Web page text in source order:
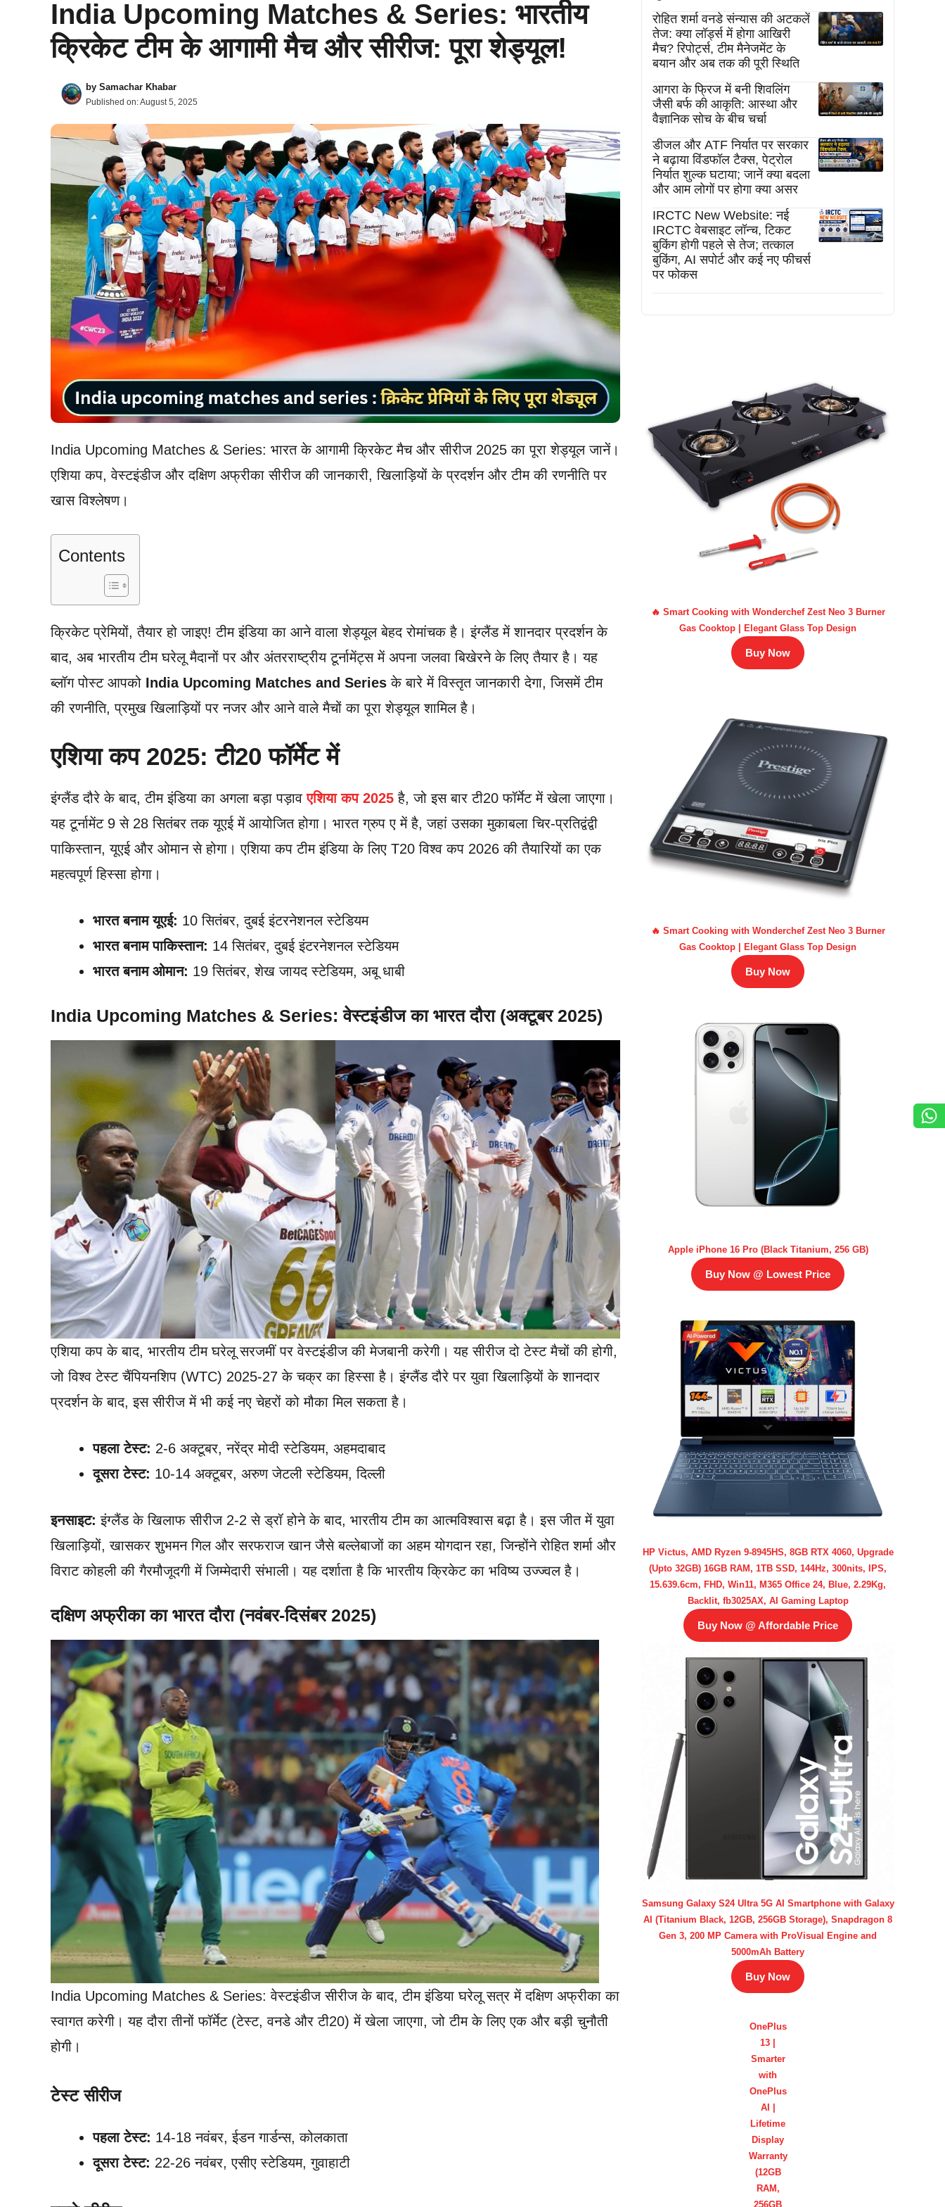
India Upcoming Matches & Series: भारतीय
क्रिकेट टीम के आगामी मैच और सीरीज: पूरा शेड्यूल!
by Samachar Khabar
Published on:August 5, 2025
India Upcoming Matches & Series: भारत के आगामी क्रिकेट मैच और सीरीज 2025 का पूरा शेड्यूल जानें।
एशिया कप, वेस्टइंडीज और दक्षिण अफ्रीका सीरीज की जानकारी, खिलाड़ियों के प्रदर्शन और टीम की रणनीति पर
खास विश्लेषण।
Contents
क्रिकेट प्रेमियों, तैयार हो जाइए! टीम इंडिया का आने वाला शेड्यूल बेहद रोमांचक है। इंग्लैंड में शानदार प्रदर्शन के
बाद, अब भारतीय टीम घरेलू मैदानों पर और अंतरराष्ट्रीय टूर्नामेंट्स में अपना जलवा बिखेरने के लिए तैयार है। यह
ब्लॉग पोस्ट आपको India Upcoming Matches and Series के बारे में विस्तृत जानकारी देगा, जिसमें टीम
की रणनीति, प्रमुख खिलाड़ियों पर नजर और आने वाले मैचों का पूरा शेड्यूल शामिल है।
एशिया कप 2025: टी20 फॉर्मेट में
इंग्लैंड दौरे के बाद, टीम इंडिया का अगला बड़ा पड़ावएशिया कप 2025 है, जो इस बार टी20 फॉर्मेट में खेला जाएगा।
यह टूर्नामेंट 9 से 28 सितंबर तक यूएई में आयोजित होगा। भारत ग्रुप ए में है, जहां उसका मुकाबला चिर-प्रतिद्वंद्वी
पाकिस्तान, यूएई और ओमान से होगा। एशिया कप टीम इंडिया के लिए T20 विश्व कप 2026 की तैयारियों का एक
महत्वपूर्ण हिस्सा होगा।
भारत बनाम यूएई: 10 सितंबर, दुबई इंटरनेशनल स्टेडियम
भारत बनाम पाकिस्तान: 14 सितंबर, दुबई इंटरनेशनल स्टेडियम
भारत बनाम ओमान: 19 सितंबर, शेख जायद स्टेडियम, अबू धाबी
India Upcoming Matches & Series: वेस्टइंडीज का भारत दौरा (अक्टूबर 2025)
एशिया कप के बाद, भारतीय टीम घरेलू सरजमीं पर वेस्टइंडीज की मेजबानी करेगी। यह सीरीज दो टेस्ट मैचों की होगी,
जो विश्व टेस्ट चैंपियनशिप (WTC) 2025-27 के चक्र का हिस्सा है। इंग्लैंड दौरे पर युवा खिलाड़ियों के शानदार
प्रदर्शन के बाद, इस सीरीज में भी कई नए चेहरों को मौका मिल सकता है।
पहला टेस्ट: 2-6 अक्टूबर, नरेंद्र मोदी स्टेडियम, अहमदाबाद
दूसरा टेस्ट: 10-14 अक्टूबर, अरुण जेटली स्टेडियम, दिल्ली
इनसाइट: इंग्लैंड के खिलाफ सीरीज 2-2 से ड्रॉ होने के बाद, भारतीय टीम का आत्मविश्वास बढ़ा है। इस जीत में युवा
खिलाड़ियों, खासकर शुभमन गिल और सरफराज खान जैसे बल्लेबाजों का अहम योगदान रहा, जिन्होंने रोहित शर्मा और
विराट कोहली की गैरमौजूदगी में जिम्मेदारी संभाली। यह दर्शाता है कि भारतीय क्रिकेट का भविष्य उज्ज्वल है।
दक्षिण अफ्रीका का भारत दौरा (नवंबर-दिसंबर 2025)
India Upcoming Matches & Series: वेस्टइंडीज सीरीज के बाद, टीम इंडिया घरेलू सत्र में दक्षिण अफ्रीका का
स्वागत करेगी। यह दौरा तीनों फॉर्मेट (टेस्ट, वनडे और टी20) में खेला जाएगा, जो टीम के लिए एक और बड़ी चुनौती
होगी।
टेस्ट सीरीज
पहला टेस्ट: 14-18 नवंबर, ईडन गार्डन्स, कोलकाता
दूसरा टेस्ट: 22-26 नवंबर, एसीए स्टेडियम, गुवाहाटी
रोहित शर्मा वनडे संन्यास की अटकलें
तेज: क्या लॉर्ड्स में होगा आखिरी
मैच? रिपोर्ट्स, टीम मैनेजमेंट के
बयान और अब तक की पूरी स्थिति
आगरा के फ्रिज में बनी शिवलिंग
जैसी बर्फ की आकृति: आस्था और
वैज्ञानिक सोच के बीच चर्चा
डीजल और ATF निर्यात पर सरकार
ने बढ़ाया विंडफॉल टैक्स, पेट्रोल
निर्यात शुल्क घटाया; जानें क्या बदला
और आम लोगों पर होगा क्या असर
IRCTC New Website: नई
IRCTC वेबसाइट लॉन्च, टिकट
बुकिंग होगी पहले से तेज; तत्काल
बुकिंग, AI सपोर्ट और कई नए फीचर्स
पर फोकस
🔥 Smart Cooking with Wonderchef Zest Neo 3 Burner
Gas Cooktop | Elegant Glass Top Design
Buy Now
🔥 Smart Cooking with Wonderchef Zest Neo 3 Burner
Gas Cooktop | Elegant Glass Top Design
Buy Now
Apple iPhone 16 Pro (Black Titanium, 256 GB)
Buy Now @ Lowest Price
HP Victus, AMD Ryzen 9-8945HS, 8GB RTX 4060, Upgrade
(Upto 32GB) 16GB RAM, 1TB SSD, 144Hz, 300nits, IPS,
15.639.6cm, FHD, Win11, M365 Office 24, Blue, 2.29Kg,
Backlit, fb3025AX, AI Gaming Laptop
Buy Now @ Affordable Price
Samsung Galaxy S24 Ultra 5G AI Smartphone with Galaxy
AI (Titanium Black, 12GB, 256GB Storage), Snapdragon 8
Gen 3, 200 MP Camera with ProVisual Engine and
5000mAh Battery
Buy Now
OnePlus
13 |
Smarter
with
OnePlus
AI |
Lifetime
Display
Warranty
(12GB
RAM,
256GB